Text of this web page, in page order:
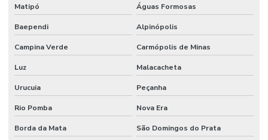
Matipó Águas Formosas
Baependi Alpinópolis
Campina Verde Carmópolis de Minas
Luz Malacacheta
Urucuia Peçanha
Rio Pomba Nova Era
Borda da Mata São Domingos do Prata